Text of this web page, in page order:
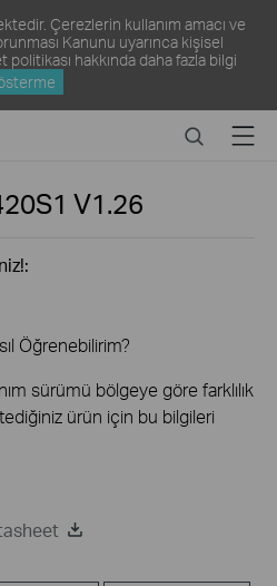
Çerezlerin kullanım amacı ve
Kanunu uyarınca kişisel
politikası hakkında daha fazla bilgi
SearchMenu
V1.26
Öğrenebilirim?
sürümü bölgeye göre farklılık
ürün için bu bilgileri